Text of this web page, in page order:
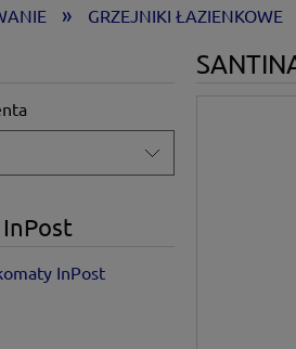
» GRZEJNIKI ŁAZIENKOWE